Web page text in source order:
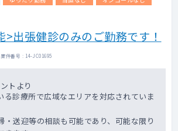
>出張健診のみのご勤務です！
件番号 : 14-JC01695
トより
る診療所で広域なエリアを対応されていま
・送迎等の相談も可能であり、可能な限り